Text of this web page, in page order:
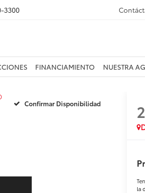
3300
FINANCIAMIENTO NUESTRA
Confirmar Disponibilidad
la